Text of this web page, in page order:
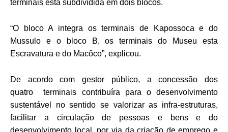
terminais está subdividida em dois blocos.
“O bloco A integra os terminais de Kapossoca e do
Mussulo e o bloco B, os terminais do Museu esta
Escravatura e do Macôco”, explicou.
De acordo com gestor público, a concessão dos
quatro terminais contribuíra para o desenvolvimento
sustentável no sentido se valorizar as infra-estruturas,
facilitar a circulação de pessoas e bens e do
desenvolvimento local, por via da criação de emprego e